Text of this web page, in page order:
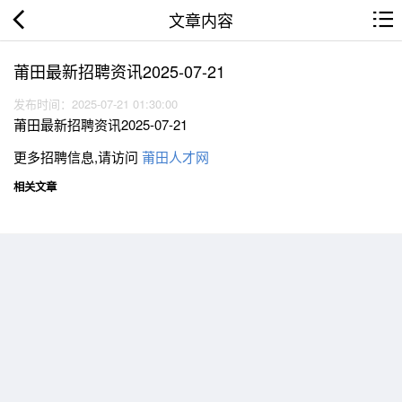
文章内容
莆田最新招聘资讯2025-07-21
发布时间：2025-07-21 01:30:00
莆田最新招聘资讯2025-07-21
更多招聘信息,请访问 莆田人才网
相关文章